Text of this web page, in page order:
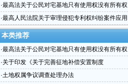
·最高法关于公民对宅基地只有使用权没有所有权
的批复
·最高人民法院关于审理侵犯专利权纠纷案件应用
法律若干问题的解释
本类推荐
·最高法关于公民对宅基地只有使用权没有所有权
的批复
·关于印发《关于完善征地补偿安置制度
·土地权属争议调查处理办法